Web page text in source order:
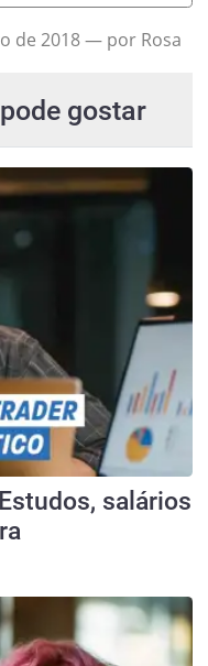
de 2018— por Rosa
gostar
salários